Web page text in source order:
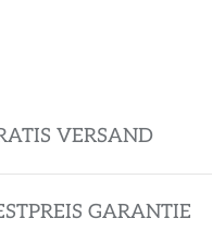
VERSAND
GARANTIE